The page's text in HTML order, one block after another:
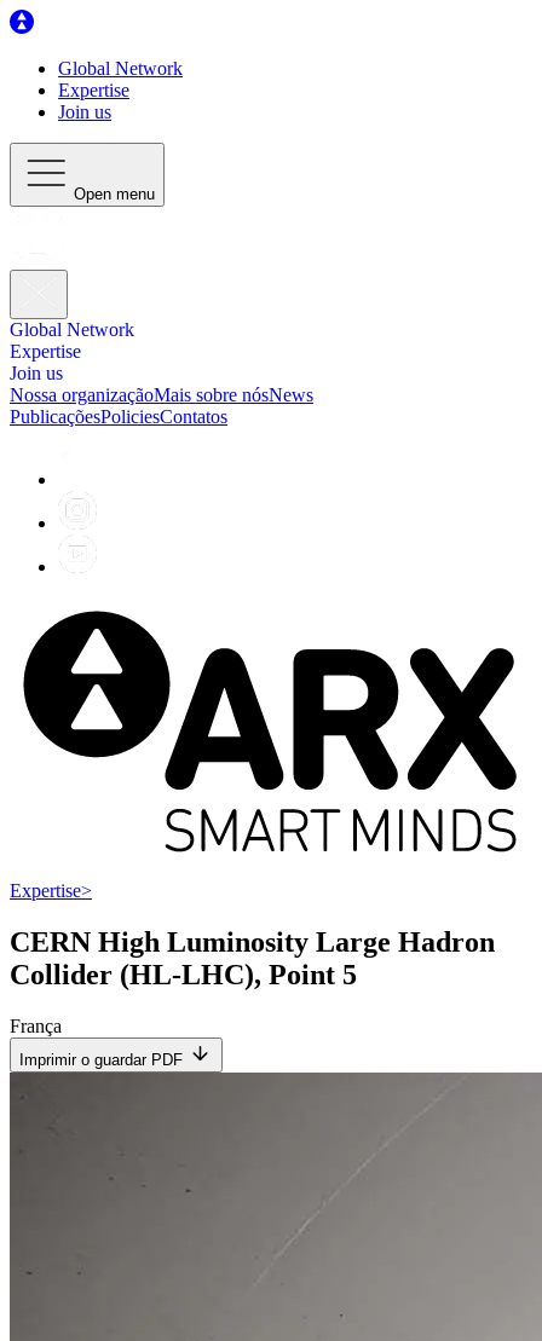
Global Network
Expertise
Join us
Open menu
Global Network
Expertise
Join us
Nossa organizaçãoMais sobre nósNews
PublicaçõesPoliciesContatos
Expertise>
CERN High Luminosity Large Hadron
Collider (HL-LHC), Point 5
França
Imprimir o guardar PDF